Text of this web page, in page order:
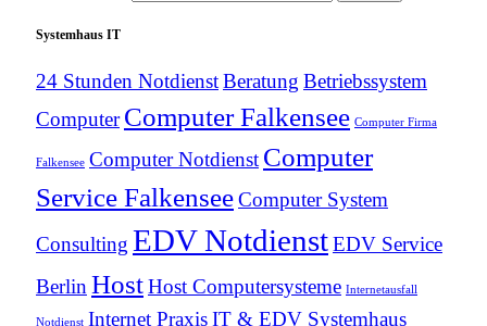
Systemhaus IT
24 Stunden NotdienstBeratung Betriebssystem
Computer Computer Falkensee Computer Firma
Falkensee Computer Notdienst Computer
Service FalkenseeComputer System
Consulting EDV NotdienstEDV Service
BerlinHostHost Computersysteme Internetausfall
Notdienst Internet PraxisIT & EDV Systemhaus